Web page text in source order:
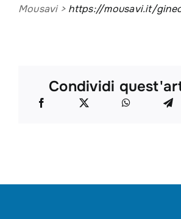
Mousavi > https://mousavi.it/
Condividi